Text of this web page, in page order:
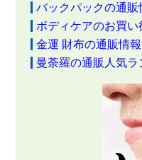
バックパックの通販
ボディケアのお買い
金運 財布の通販情報
曼荼羅の通販人気ラ